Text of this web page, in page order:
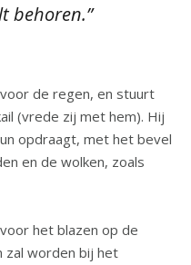
behoren.”
de regen, en stuurt
(vrede zij met hem). Hij
opdraagt, met het bevel
en de wolken, zoals
het blazen op de
zal worden bij het